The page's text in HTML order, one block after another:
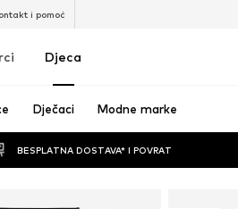
i pomoć
Djeca
Dječaci Modne marke
BESPLATNA DOSTAVA* I POVRAT